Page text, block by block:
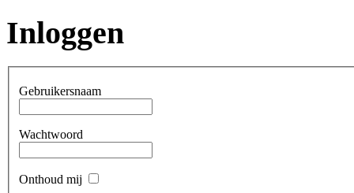
Inloggen
Gebruikersnaam
Wachtwoord
Onthoud mij